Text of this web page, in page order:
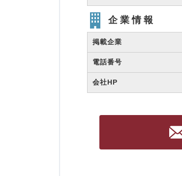
企業情報
掲載企業
電話番号
会社HP